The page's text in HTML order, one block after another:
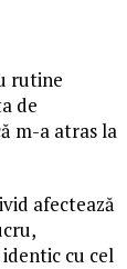
rutine
de
m-a atras la
afectează
cu cel